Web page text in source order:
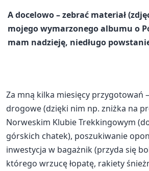
A docelowo – zebrać materiał
mojego wymarzonego albumu o
mam nadzieję, niedługo
Za mną kilka miesięcy przygotowań
drogowe (dzięki nim np. zniżka na
Norweskim Klubie Trekkingowym
górskich chatek), poszukiwanie
inwestycja w bagażnik (przyda się
którego wrzucę łopatę, rakiety